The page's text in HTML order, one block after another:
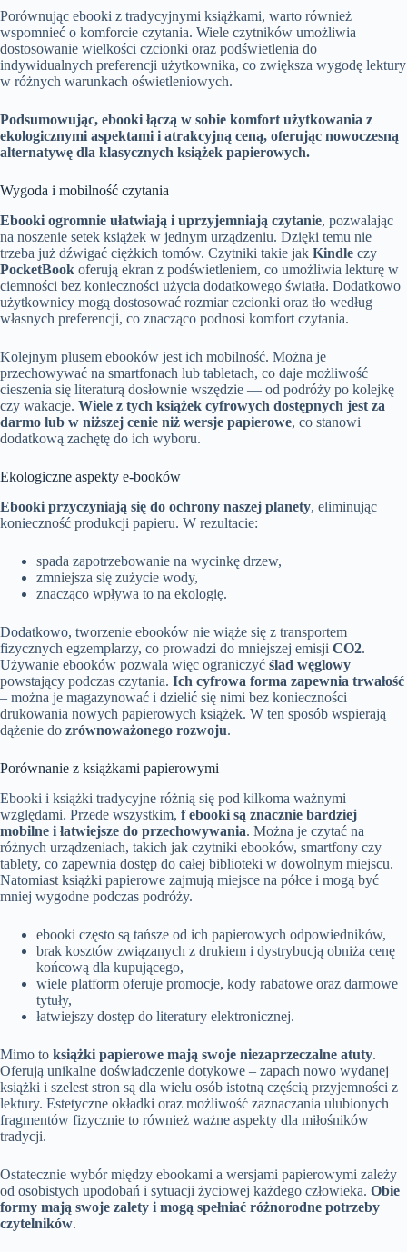
Porównując ebooki z tradycyjnymi książkami, warto również
wspomnieć o komforcie czytania. Wiele czytników umożliwia
dostosowanie wielkości czcionki oraz podświetlenia do
indywidualnych preferencji użytkownika, co zwiększa wygodę lektury
w różnych warunkach oświetleniowych.
Podsumowując, ebooki łączą w sobie komfort użytkowania z
ekologicznymi aspektami i atrakcyjną ceną, oferując nowoczesną
alternatywę dla klasycznych książek papierowych.
Wygoda i mobilność czytania
Ebooki ogromnie ułatwiają i uprzyjemniają czytanie, pozwalając
na noszenie setek książek w jednym urządzeniu. Dzięki temu nie
trzeba już dźwigać ciężkich tomów. Czytniki takie jak Kindle czy
PocketBook oferują ekran z podświetleniem, co umożliwia lekturę w
ciemności bez konieczności użycia dodatkowego światła. Dodatkowo
użytkownicy mogą dostosować rozmiar czcionki oraz tło według
własnych preferencji, co znacząco podnosi komfort czytania.
Kolejnym plusem ebooków jest ich mobilność. Można je
przechowywać na smartfonach lub tabletach, co daje możliwość
cieszenia się literaturą dosłownie wszędzie — od podróży po kolejkę
czy wakacje. Wiele z tych książek cyfrowych dostępnych jest za
darmo lub w niższej cenie niż wersje papierowe, co stanowi
dodatkową zachętę do ich wyboru.
Ekologiczne aspekty e-booków
Ebooki przyczyniają się do ochrony naszej planety, eliminując
konieczność produkcji papieru. W rezultacie:
spada zapotrzebowanie na wycinkę drzew,
zmniejsza się zużycie wody,
znacząco wpływa to na ekologię.
Dodatkowo, tworzenie ebooków nie wiąże się z transportem
fizycznych egzemplarzy, co prowadzi do mniejszej emisji CO2.
Używanie ebooków pozwala więc ograniczyć ślad węglowy
powstający podczas czytania. Ich cyfrowa forma zapewnia trwałość
– można je magazynować i dzielić się nimi bez konieczności
drukowania nowych papierowych książek. W ten sposób wspierają
dążenie do zrównoważonego rozwoju.
Porównanie z książkami papierowymi
Ebooki i książki tradycyjne różnią się pod kilkoma ważnymi
względami. Przede wszystkim, f ebooki są znacznie bardziej
mobilne i łatwiejsze do przechowywania. Można je czytać na
różnych urządzeniach, takich jak czytniki ebooków, smartfony czy
tablety, co zapewnia dostęp do całej biblioteki w dowolnym miejscu.
Natomiast książki papierowe zajmują miejsce na półce i mogą być
mniej wygodne podczas podróży.
ebooki często są tańsze od ich papierowych odpowiedników,
brak kosztów związanych z drukiem i dystrybucją obniża cenę
końcową dla kupującego,
wiele platform oferuje promocje, kody rabatowe oraz darmowe
tytuły,
łatwiejszy dostęp do literatury elektronicznej.
Mimo to książki papierowe mają swoje niezaprzeczalne atuty.
Oferują unikalne doświadczenie dotykowe – zapach nowo wydanej
książki i szelest stron są dla wielu osób istotną częścią przyjemności z
lektury. Estetyczne okładki oraz możliwość zaznaczania ulubionych
fragmentów fizycznie to również ważne aspekty dla miłośników
tradycji.
Ostatecznie wybór między ebookami a wersjami papierowymi zależy
od osobistych upodobań i sytuacji życiowej każdego człowieka. Obie
formy mają swoje zalety i mogą spełniać różnorodne potrzeby
czytelników.